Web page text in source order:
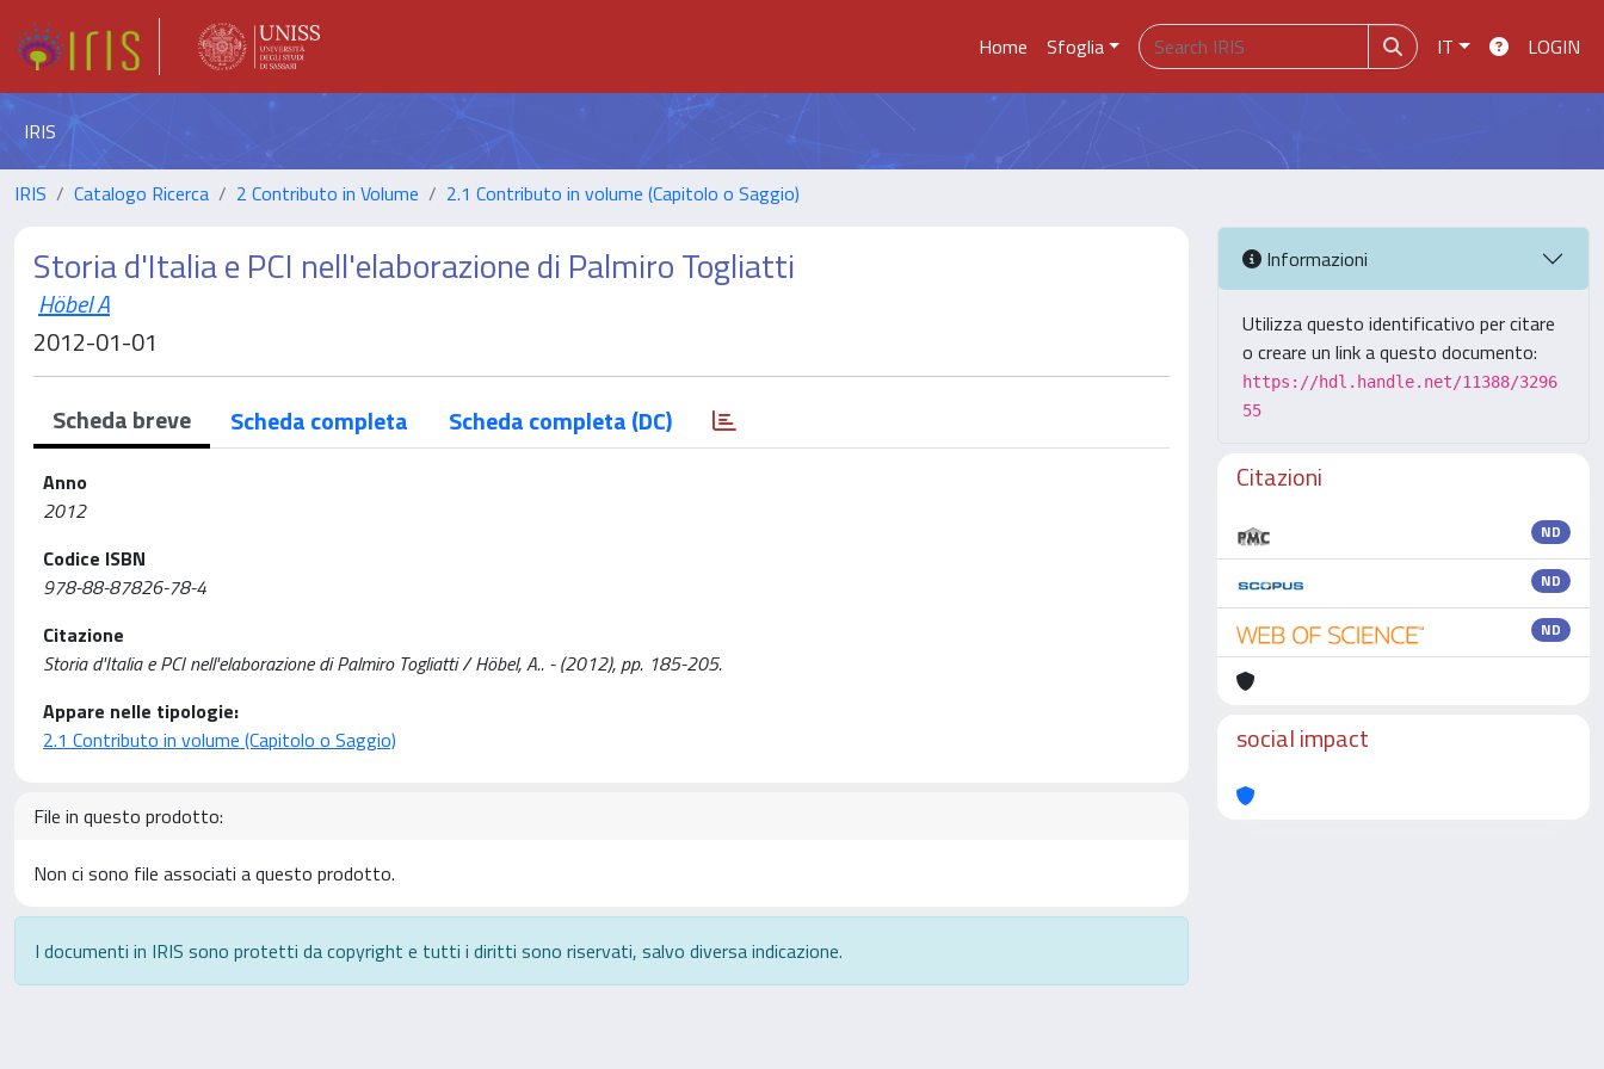
Home Sfoglia IT LOGIN
IRIS
IRIS Catalogo Ricerca 2 Contributo in Volume 2.1 Contributo in volume (Capitolo o Saggio)
Storia d'Italia e PCI nell'elaborazione di Palmiro Togliatti
Höbel A
2012-01-01
Scheda breve Scheda completa Scheda completa (DC)
Anno
2012
Codice ISBN
978-88-87826-78-4
Citazione
Storia d'Italia e PCI nell'elaborazione di Palmiro Togliatti / Höbel, A.. - (2012), pp. 185-205.
Appare nelle tipologie:
2.1 Contributo in volume (Capitolo o Saggio)
File in questo prodotto:
Non ci sono file associati a questo prodotto.
I documenti in IRIS sono protetti da copyright e tutti i diritti sono riservati, salvo diversa indicazione.
Informazioni
Utilizza questo identificativo per citare
o creare un link a questo documento:
https://hdl.handle.net/11388/3296
55
Citazioni
ND
ND
ND
social impact